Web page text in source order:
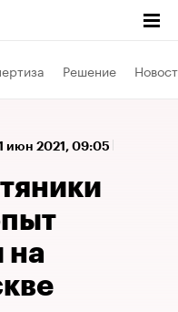
Решение
июн 2021, 09:05
на